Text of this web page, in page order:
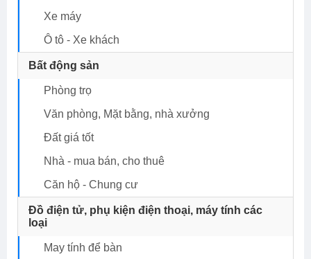
Xe máy
Ô tô - Xe khách
Bất động sản
Phòng trọ
Văn phòng, Mặt bằng, nhà xưởng
Đất giá tốt
nhà - mua bán, cho thuê
Căn hộ - Chung cư
Đồ điện tử, phụ kiện điện thoại, máy tính các
loại
May tính để bàn